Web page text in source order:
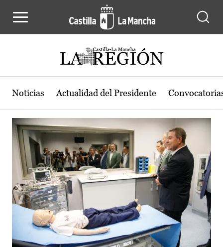
Actualidad de la región de Castilla-
Noticias Actualidad del Presidente